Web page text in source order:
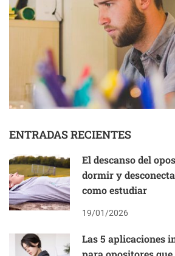
ENTRADAS RECIENTES
El descanso del
dormir y
como estudiar
19/01/2026
Las 5 aplicaciones